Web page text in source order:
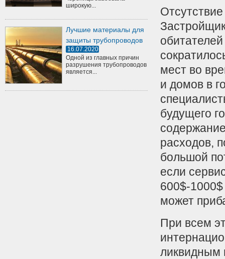
широкую...
Лучшие материалы для
защиты трубопроводов
16.07.2020
Одной из главных причин
разрушения трубопроводов
является...
мест во
и домов в
будущего
расходов,
большой
если
600$-
может
При всем
ликвидным